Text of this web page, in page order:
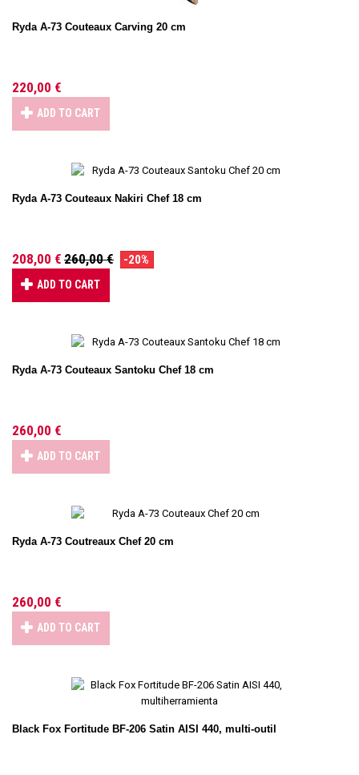
Ryda A-73 Couteaux Carving 20 cm
220,00 €
ADD TO CART
Ryda A-73 Couteaux Nakiri Chef 18 cm
208,00 € 260,00 € -20%
ADD TO CART
Ryda A-73 Couteaux Santoku Chef 18 cm
260,00 €
ADD TO CART
Ryda A-73 Coutreaux Chef 20 cm
260,00 €
ADD TO CART
Black Fox Fortitude BF-206 Satin AISI 440, multi-outil